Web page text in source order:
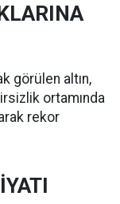
görülen altın,
ortamında
rekor